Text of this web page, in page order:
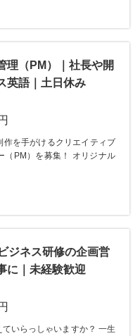
理（PM）｜社長や開
英語｜土日休み
を手がけるクリエイティブ
（PM）を募集！ オリジナル
ジネス研修の企画営
に｜未経験歓迎
いらっしゃいますか？ 一生